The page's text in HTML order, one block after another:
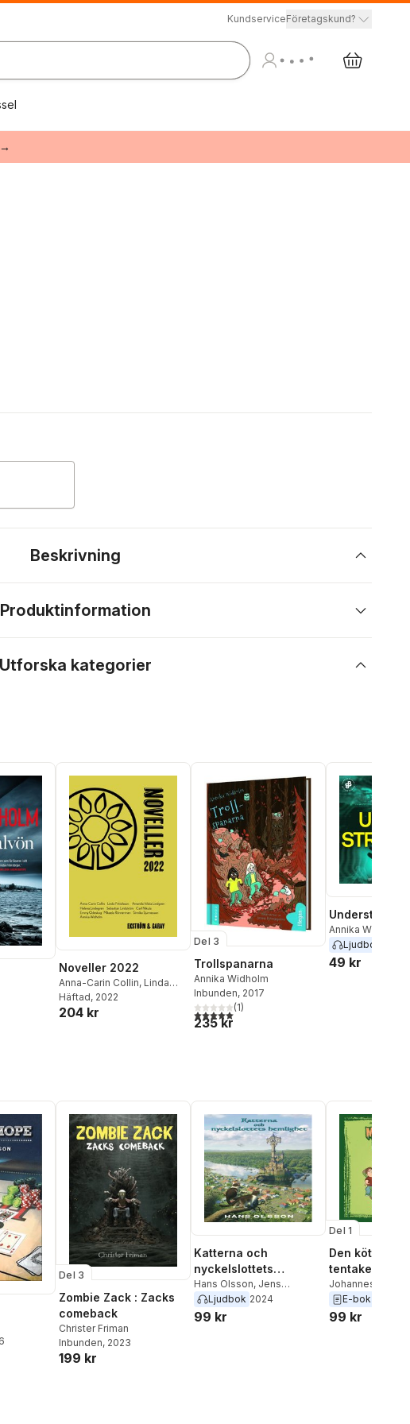
KundserviceFöretagskund?
Beskrivning
Produktinformation
Utforska kategorier
Totalt antal röster:
Noveller 2022
Anna-Carin Collin, Linda
Fritiofsson,Amanda Vilska
Lindgren
Häftad, 2022
204 kr
Del 3
Trollspanarna
Annika Widholm
Inbunden, 2017
5,0utav 5 stjärnor. Totalt antal röster:
(1)
235 kr
Annika Widholm
Ljudbok
49 kr
Del 3
Zombie Zack : Zacks
comeback
Christer Friman
Inbunden, 2023
199 kr
Katterna och
nyckelslottets
hemlighet
Hans Olsson, Jens
Klitgaard
Ljudbok 2024
99 kr
Del 1
Den
Johannes Pinter
E-bok
99 kr